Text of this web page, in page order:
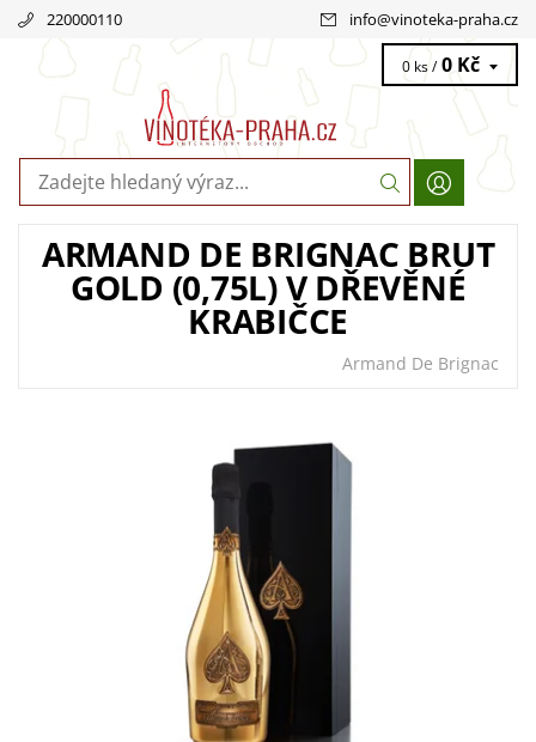
220000110 info@vinoteka-praha.cz
0 ks / 0 Kč
ARMAND DE BRIGNAC BRUT
GOLD (0,75L) V DŘEVĚNÉ
KRABIČCE
Armand De Brignac